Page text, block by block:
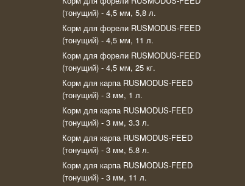
(тонущий) - 4,5 мм, 5,8 л.
Корм для форели RUSMODUS-FEED
(тонущий) - 4,5 мм, 11 л.
Корм для форели RUSMODUS-FEED
(тонущий) - 4,5 мм, 25 кг.
Корм для карпа RUSMODUS-FEED
(тонущий) - 3 мм, 1 л.
Корм для карпа RUSMODUS-FEED
(тонущий) - 3 мм, 3.3 л.
Корм для карпа RUSMODUS-FEED
(тонущий) - 3 мм, 5.8 л.
Корм для карпа RUSMODUS-FEED
(тонущий) - 3 мм, 11 л.